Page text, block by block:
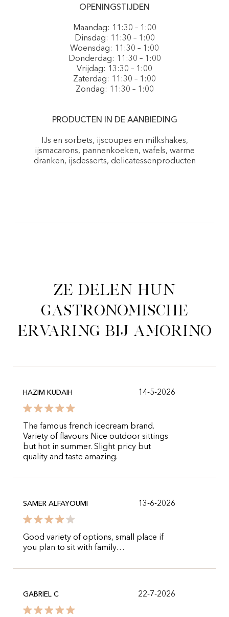
OPENINGSTIJDEN
Maandag: 11:30 – 1:00
Dinsdag: 11:30 – 1:00
Woensdag: 11:30 – 1:00
Donderdag: 11:30 – 1:00
Vrijdag: 13:30 – 1:00
Zaterdag: 11:30 – 1:00
Zondag: 11:30 – 1:00
PRODUCTEN IN DE AANBIEDING
IJs en sorbets, ijscoupes en milkshakes,
ijsmacarons, pannenkoeken, wafels, warme
dranken, ijsdesserts, delicatessenproducten
Ze delen hun
gastronomische
ervaring bij Amorino
HAZIM KUDAIH 14-5-2026
The famous french icecream brand.
Variety of flavours Nice outdoor sittings
but hot in summer. Slight pricy but
quality and taste amazing.
SAMER ALFAYOUMI 13-6-2026
Good variety of options, small place if
you plan to sit with family…
GABRIEL C 22-7-2026